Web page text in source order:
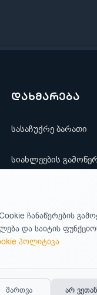
დახმარება
სასაჩუქრე ბარათი
სიახლეების
კონტაქტი
ჩანაწერების
და საიტის
პოლიტიკა
მართვა არ